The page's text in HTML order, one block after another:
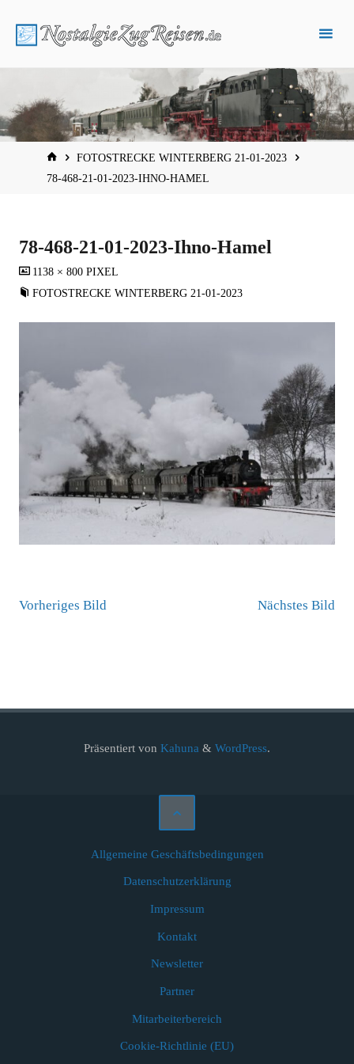
Inhalt
START
FOTOSTRECKE WINTERBERG 21-01-2023
78-468-21-01-2023-IHNO-HAMEL
78-468-21-01-2023-Ihno-Hamel
VOLLSTÄNDIGE
GRÖSSE
1138 × 800PIXEL
FOTOSTRECKE WINTERBERG 21-01-2023
Vorheriges Bild Nächstes Bild
Präsentiert von Kahuna & WordPress.
Allgemeine Geschäftsbedingungen
Datenschutzerklärung
Impressum
Kontakt
Newsletter
Partner
Mitarbeiterbereich
Cookie-Richtlinie (EU)